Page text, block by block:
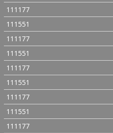
111177
111551
111177
111551
111177
111551
111177
111551
111177